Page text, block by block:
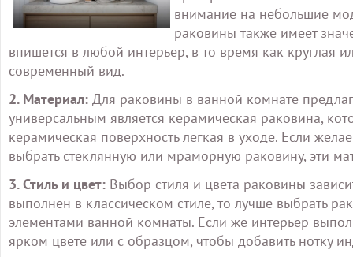
внимание на небольшие
раковины также имеет
впишется в любой интерьер, в то время как круглая
современный вид.
2. Материал: Для раковины в ванной комнате
универсальным является керамическая раковина,
керамическая поверхность легкая в уходе. Если
выбрать стеклянную или мраморную раковину, эти
3. Стиль и цвет: Выбор стиля и цвета раковины
выполнен в классическом стиле, то лучше выбрать
элементами ванной комнаты. Если же интерьер
ярком цвете или с образцом, чтобы добавить нотку